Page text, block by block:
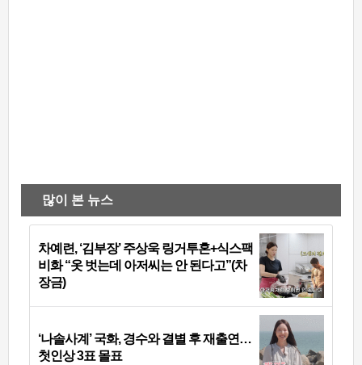
많이 본 뉴스
차예련, ‘김부장’ 주상욱 링거투혼+식스팩
비화 “옷 벗는데 아저씨는 안 된다고”(차
장금)
‘나솔사계’ 국화, 경수와 결별 후 재출연…
첫인상 3표 몰표